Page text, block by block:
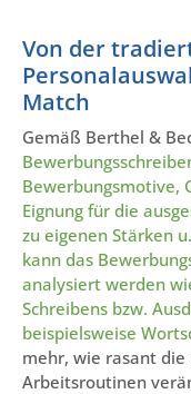
Von der
Match
Gemäß Berthel &
Bewerbungsmotive,
Eignung für die
zu eigenen Stärken
kann das
analysiert werden
Schreibens bzw.
beispielsweise
mehr, wie rasant die
Arbeitsroutinen